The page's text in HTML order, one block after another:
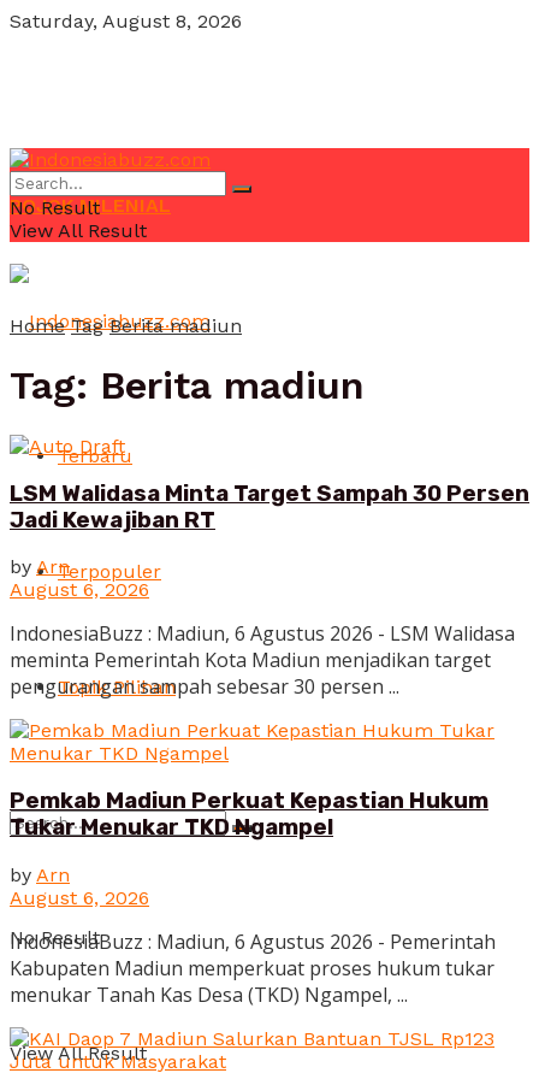
Saturday, August 8, 2026
POJOK MILENIAL
Terbaru
Terpopuler
Topik Pilihan
No Result
View All Result
No Result
View All Result
Home Tag Berita madiun
Tag: Berita madiun
LSM Walidasa Minta Target Sampah 30 Persen
Jadi Kewajiban RT
by Arn
August 6, 2026
IndonesiaBuzz : Madiun, 6 Agustus 2026 - LSM Walidasa
meminta Pemerintah Kota Madiun menjadikan target
pengurangan sampah sebesar 30 persen ...
Pemkab Madiun Perkuat Kepastian Hukum
Tukar Menukar TKD Ngampel
by Arn
August 6, 2026
IndonesiaBuzz : Madiun, 6 Agustus 2026 - Pemerintah
Kabupaten Madiun memperkuat proses hukum tukar
menukar Tanah Kas Desa (TKD) Ngampel, ...